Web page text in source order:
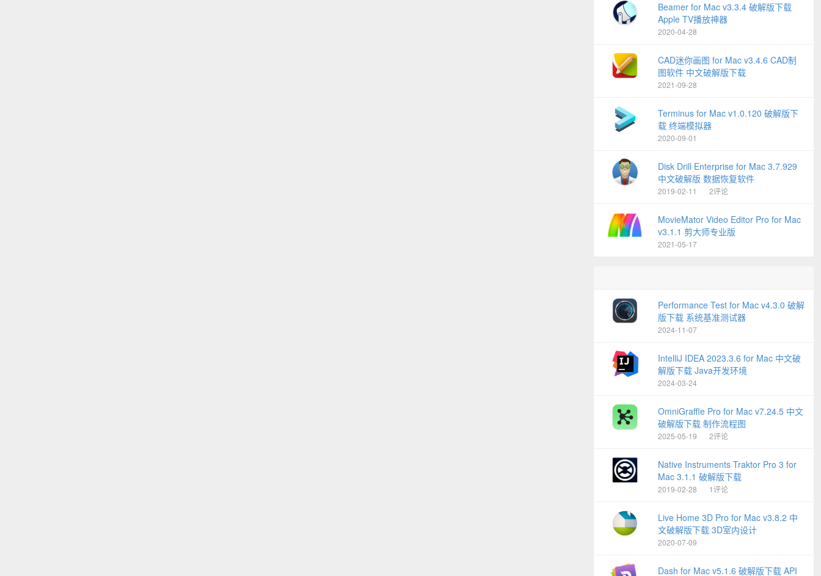
Beamer for Mac v3.3.4 破解版下载
Apple TV播放神器
2020-04-28
CAD迷你画图 for Mac v3.4.6 CAD制
图软件 中文破解版下载
2021-09-28
Terminus for Mac v1.0.120 破解版下
载 终端模拟器
2020-09-01
Disk Drill Enterprise for Mac 3.7.929
中文破解版 数据恢复软件
2019-02-11 2评论
MovieMator Video Editor Pro for Mac
v3.1.1 剪大师专业版
2021-05-17
Performance Test for Mac v4.3.0 破解
版下载 系统基准测试器
2024-11-07
IntelliJ IDEA 2023.3.6 for Mac 中文破
解版下载 Java开发环境
2024-03-24
OmniGraffle Pro for Mac v7.24.5 中文
破解版下载 制作流程图
2025-05-19 2评论
Native Instruments Traktor Pro 3 for
Mac 3.1.1 破解版下载
2019-02-28 1评论
Live Home 3D Pro for Mac v3.8.2 中
文破解版下载 3D室内设计
2020-07-09
Dash for Mac v5.1.6 破解版下载 API